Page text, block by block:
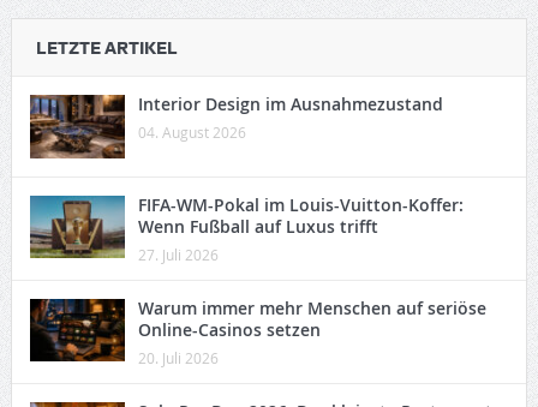
LETZTE ARTIKEL
Interior Design im Ausnahmezustand
04. August 2026
FIFA-WM-Pokal im Louis-Vuitton-Koffer:
Wenn Fußball auf Luxus trifft
27. Juli 2026
Warum immer mehr Menschen auf seriöse
Online-Casinos setzen
20. Juli 2026